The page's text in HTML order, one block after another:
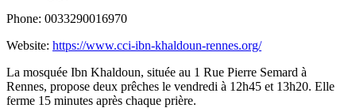
Phone: 0033290016970
Website: https://www.cci-ibn-khaldoun-rennes.org/
La mosquée Ibn Khaldoun, située au 1 Rue Pierre Semard à
Rennes, propose deux prêches le vendredi à 12h45 et 13h20. Elle
ferme 15 minutes après chaque prière.